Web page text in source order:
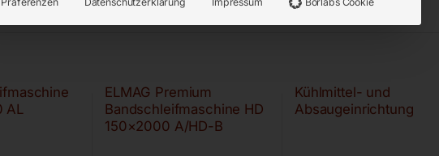
AL
ELMAG Premium
Bandschleifmaschine HD
150×2000 A/HD-B
Kühlmittel- und
Absaugeinrichtung